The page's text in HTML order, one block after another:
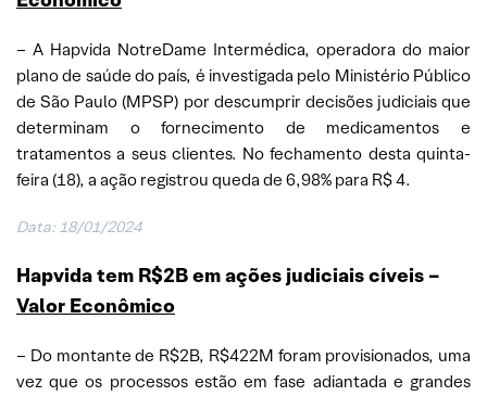
– A Hapvida NotreDame Intermédica, operadora do maior
plano de saúde do país, é investigada pelo Ministério Público
de São Paulo (MPSP) por descumprir decisões judiciais que
determinam o fornecimento de medicamentos e
tratamentos a seus clientes. No fechamento desta quinta-
feira (18), a ação registrou queda de 6,98% para R$ 4.
Data: 18/01/2024
Hapvida tem R$2B em ações judiciais cíveis –
Valor Econômico
– Do montante de R$2B, R$422M foram provisionados, uma
vez que os processos estão em fase adiantada e grandes